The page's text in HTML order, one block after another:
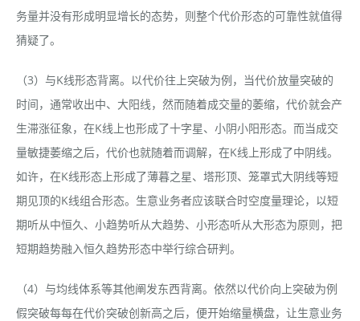
务量并没有形成明显增长的态势，则整个代价形态的可靠性就值得
猜疑了。
（3）与K线形态背离。以代价往上突破为例，当代价放量突破的
时间，通常收出中、大阳线，然而随着成交量的萎缩，代价就会产
生滞涨征象，在K线上也形成了十字星、小阴小阳形态。而当成交
量敏捷萎缩之后，代价也就随着而调解，在K线上形成了中阴线。
如许，在K线形态上形成了薄暮之星、塔形顶、笼罩式大阴线等短
期见顶的K线组合形态。生意业务者应该联合时空度量理论，以短
期听从中恒久、小趋势听从大趋势、小形态听从大形态为原则，把
短期趋势融入恒久趋势形态中举行综合研判。
（4）与均线体系等其他阐发东西背离。依然以代价向上突破为例
假突破每每在代价突破创新高之后，便开始缩量横盘，让生意业务